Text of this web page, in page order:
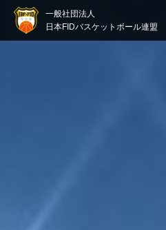
一般社団法人
日本FIDバスケットボール連盟